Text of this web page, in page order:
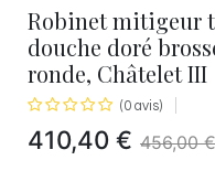
Robinet mitigeur
douche doré
ronde, Châtelet III
(0 avis)
410,40 € 456,00€